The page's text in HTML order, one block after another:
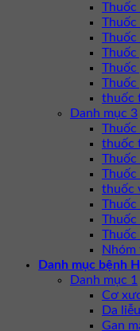
Thuốc
Thuốc
Thuốc
Thuốc
Thuốc
thuốc
Danh mục 3
Thuốc
thuốc
Thuốc
Thuốc
thuốc
Thuốc
Thuốc
Nhóm
Danh mục bệnh
Danh mục 1
Cơ
Da liễu
Gan